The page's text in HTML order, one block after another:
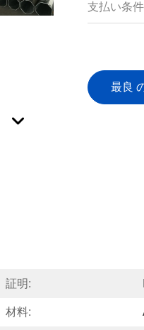
支払い条
最良
証明:
材料: